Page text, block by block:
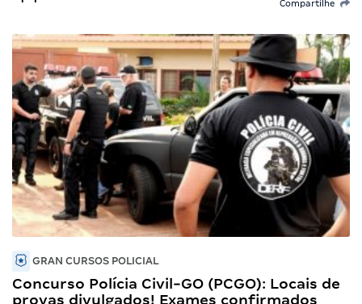
Compartilhe
GRAN CURSOS POLICIAL
Concurso Polícia Civil-GO (PCGO): Locais de
provas divulgados! Exames confirmados